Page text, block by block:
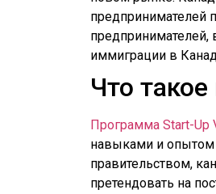
предпринимателей
предпринимателей,
иммиграции в
Что
Программа Start-Up
навыками и опытом
правительством,
претендовать на